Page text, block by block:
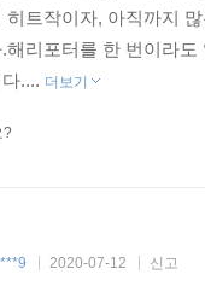
히트작이자, 아직까지
해리포터를 한 번이라
.... 더보기
?
2020-07-12 신고